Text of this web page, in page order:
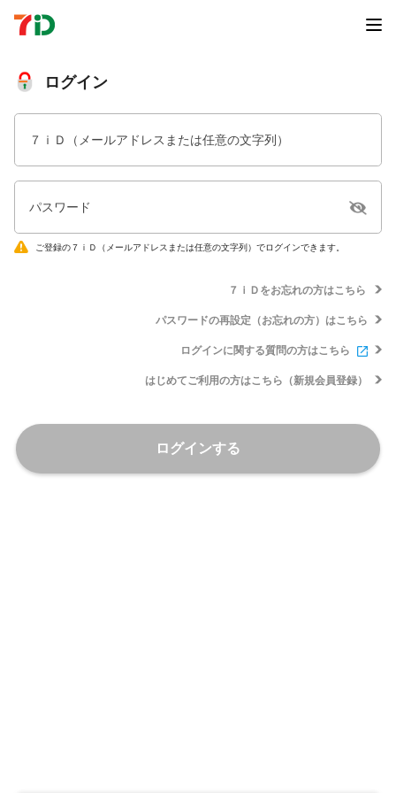
ログイン
７ｉＤ（メールアドレスまたは任意の文字列）
パスワード
ご登録の７ｉＤ（メールアドレスまたは任意の文字列）でログインできます。
７ｉＤをお忘れの方はこちら
パスワードの再設定（お忘れの方）はこちら
ログインに関する質問の方はこちら
はじめてご利用の方はこちら（新規会員登録）
ログインする